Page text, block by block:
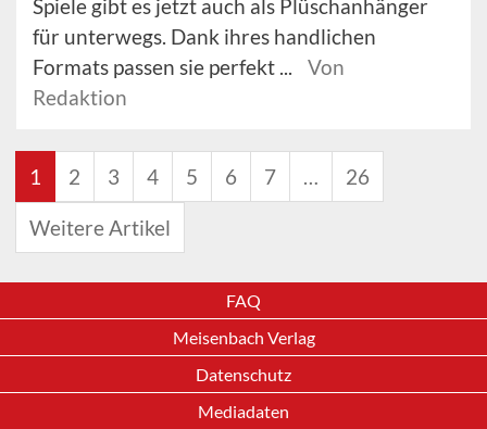
Spiele gibt es jetzt auch als Plüschanhänger
für unterwegs. Dank ihres handlichen
Formats passen sie perfekt ...
Von
Redaktion
1 2 3 4 5 6 7 … 26
Weitere Artikel
FAQ
Meisenbach Verlag
Datenschutz
Mediadaten